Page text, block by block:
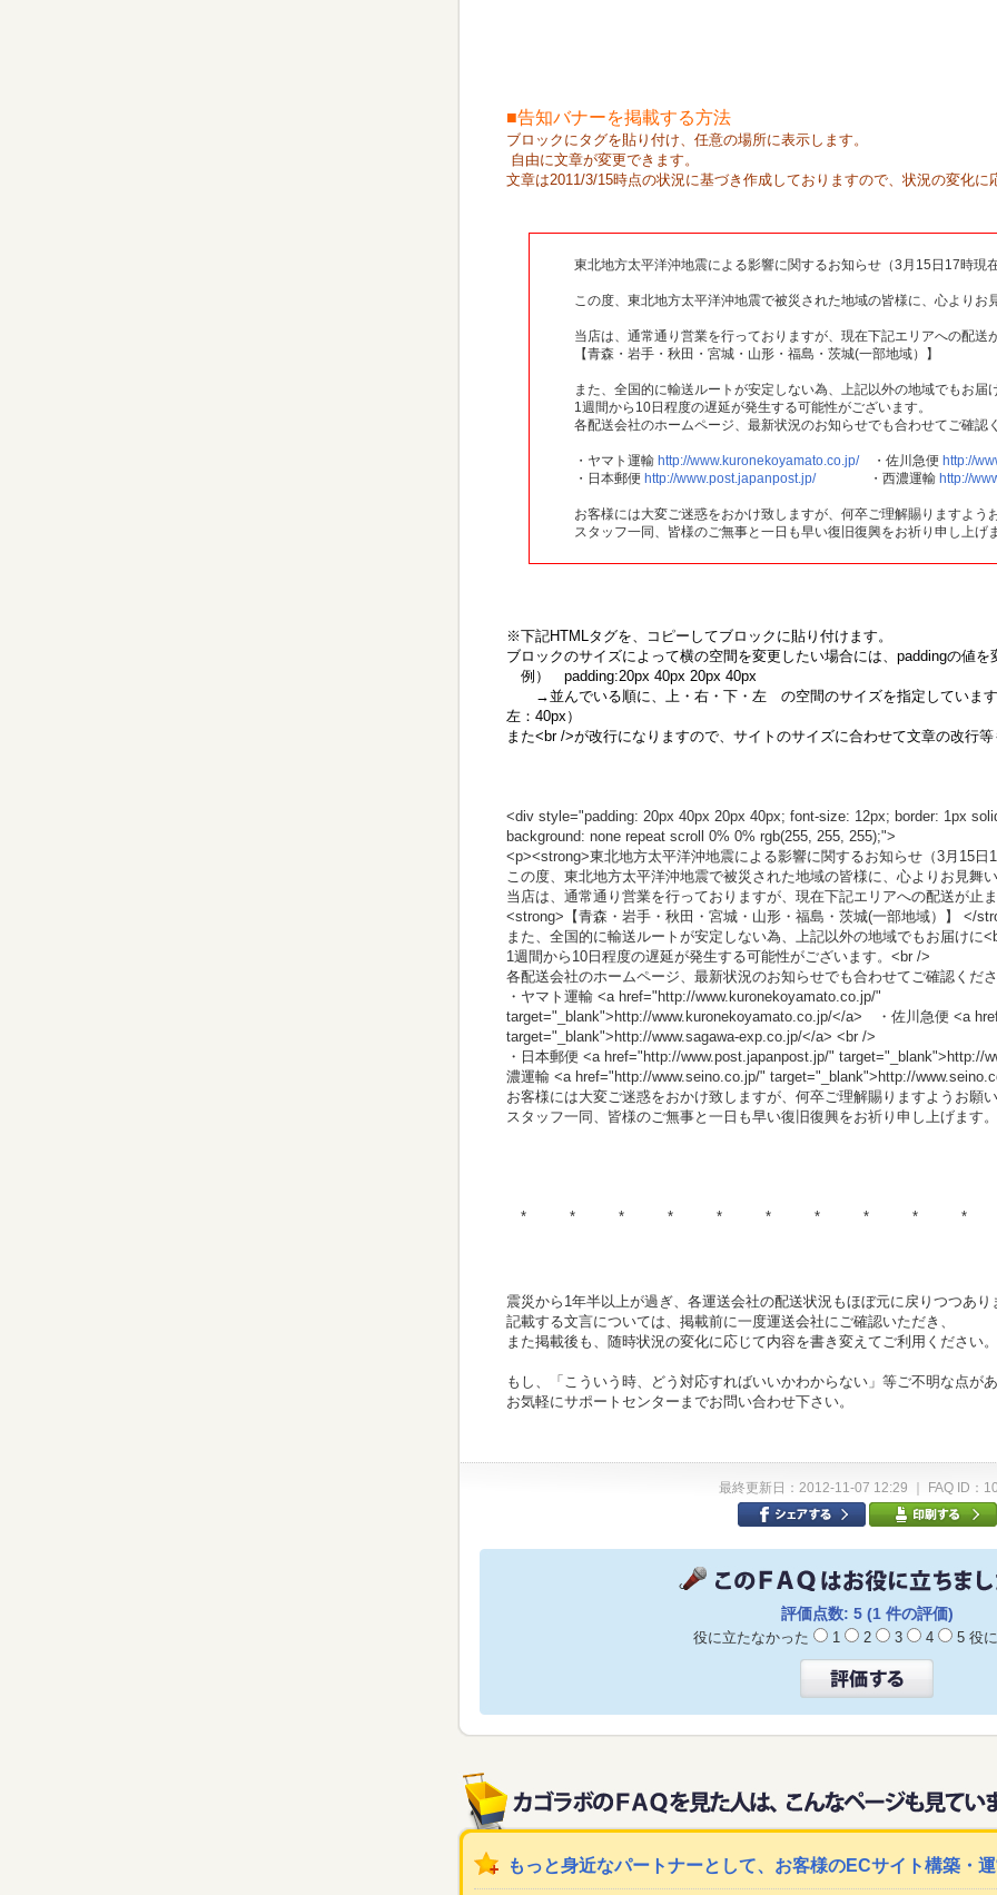
■告知バナーを掲載する方法
ブロックにタグを貼り付け、任意の場所に表示します。
自由に文章が変更できます。
文章は2011/3/15時点の状況に基づき作成しておりますので、状況の変化に
東北地方太平洋沖地震による影響に関するお知らせ（3月15日17時現在
この度、東北地方太平洋沖地震で被災された地域の皆様に、心よりお
当店は、通常通り営業を行っておりますが、現在下記エリアへの配送
【青森・岩手・秋田・宮城・山形・福島・茨城(一部地域）】
また、全国的に輸送ルートが安定しない為、上記以外の地域でもお届
1週間から10日程度の遅延が発生する可能性がございます。
各配送会社のホームページ、最新状況のお知らせでも合わせてご確認
・ヤマト運輸 http://www.kuronekoyamato.co.jp/・佐川急便 http://
・日本郵便 http://www.post.japanpost.jp/・西濃運輸 http://
お客様には大変ご迷惑をおかけ致しますが、何卒ご理解賜りますよう
スタッフ一同、皆様のご無事と一日も早い復旧復興をお祈り申し上げま
※下記HTMLタグを、コピーしてブロックに貼り付けます。
ブロックのサイズによって横の空間を変更したい場合には、 paddingの値
例） padding:20px 40px 20px 40px
→並んでいる順に、上・右・下・左 の空間のサイズを指定しています
左：40px）
また<br />が改行になりますので、サイトのサイズに合わせて文章の改行等
<div style="padding: 20px 40px 20px 40px; font-size: 12px; border: 1px
background: none repeat scroll 0% 0% rgb(255, 255, 255);">
<p><strong>東北地方太平洋沖地震による影響に関するお知らせ（3月15
この度、東北地方太平洋沖地震で被災された地域の皆様に、心よりお見舞
当店は、通常通り営業を行っておりますが、現在下記エリアへの配送が止
<strong>【青森・岩手・秋田・宮城・山形・福島・茨城(一部地域）】 </
また、全国的に輸送ルートが安定しない為、上記以外の地域でもお届けに
1週間から10日程度の遅延が発生する可能性がございます。<br />
各配送会社のホームページ、最新状況のお知らせでも合わせてご確認くだ
・ヤマト運輸 <a href="http://www.kuronekoyamato.co.jp/"
target="_blank">http://www.kuronekoyamato.co.jp/</a> ・佐川急便 <a
target="_blank">http://www.sagawa-exp.co.jp/</a> <br />
・日本郵便 <a href="http://www.post.japanpost.jp/"
濃運輸 <a href="http://www.seino.co.jp/" target="_blank">http://
お客様には大変ご迷惑をおかけ致しますが、何卒ご理解賜りますようお願
スタッフ一同、皆様のご無事と一日も早い復旧復興をお祈り申し上げます
* * * * * * * * * *
震災から1年半以上が過ぎ、各運送会社の配送状況もほぼ元に戻りつつあり
記載する文言については、掲載前に一度運送会社にご確認いただき、
また掲載後も、随時状況の変化に応じて内容を書き変えてご利用ください。
もし、「こういう時、どう対応すればいいかわからない」等ご不明な点が
お気軽にサポートセンターまでお問い合わせ下さい。
最終更新日：2012-11-07 12:29 ｜ FAQ ID：
評価点数: 5 (1 件の評価)
役に立たなかった 1 2 3 4 5 役
もっと身近なパートナーとして、お客様のECサイト構築・